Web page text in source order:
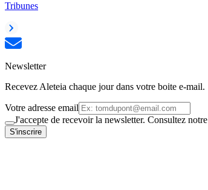
Tribunes
Newsletter
Recevez Aleteia chaque jour dans votre boite e-mail.
Votre adresse email
J'accepte de recevoir la newsletter. Consultez notre
S'inscrire